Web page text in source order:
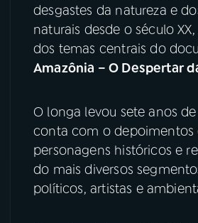
07 ÚLTIMAS
08PRÊMIO RÁDIO MEC
ACOMPANHE A RÁDIO MEC
YouTube
Instagram X
desgastes da natureza e
naturais desde o século
dos temas centrais do
Amazônia – O Despertar
O longa levou sete anos
conta com o depoimentos
personagens históricos e
do mais diversos
políticos, artistas e